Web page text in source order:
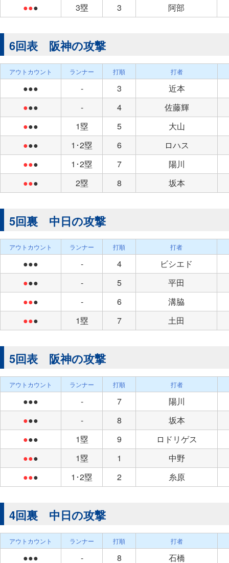
●●● 3塁 3 阿部
6回表 阪神の攻撃
アウトカウント ランナー 打順 打者
●●● - 3
近本
●●● - 4
佐藤輝
●●● 1塁 5
大山
●●● 1･2塁 6
ロハス
●●● 1･2塁 7
陽川
●●● 2塁 8 坂本
5回裏 中日の攻撃
アウトカウント ランナー 打順 打者
●●● - 4
ビシエド
●●● - 5
平田
●●● - 6
溝脇
●●● 1塁 7 土田
5回表 阪神の攻撃
アウトカウント ランナー 打順 打者
●●● - 7
陽川
●●● - 8
坂本
●●● 1塁 9
ロドリゲス
●●● 1塁 1
中野
●●● 1･2塁 2 糸原
4回裏 中日の攻撃
アウトカウント ランナー 打順 打者
●●● - 8 石橋